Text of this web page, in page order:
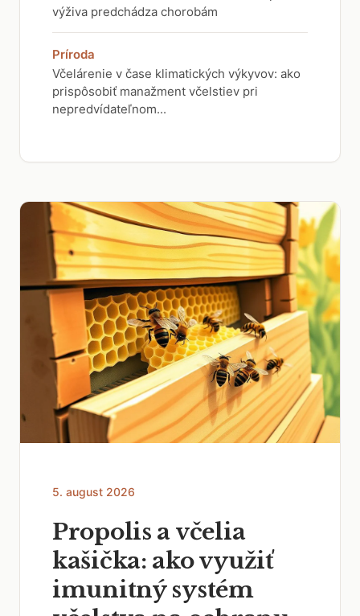
výživa predchádza chorobám
Príroda
Včelárenie v čase klimatických výkyvov: ako
prispôsobiť manažment včelstiev pri
nepredvídateľnom...
5. august 2026
Propolis a včelia
kašička: ako využiť
imunitný systém